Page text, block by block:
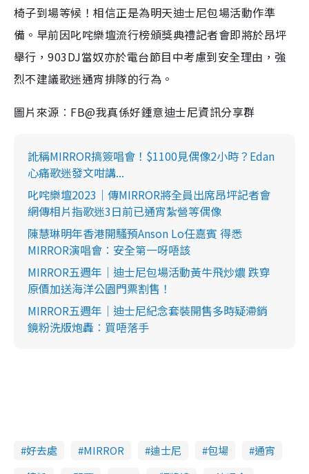
椅子到場等候！相信正是為明天迪士尼包場活動作準
備。早前因叱咤樂壇流行榜頒獎典禮記者會即將於昂坪
舉行，903DJ當奴亦於電台節目中考慮到安全理由，強
烈不建議歌迷通宵排隊的行為。
圖片來源︰FB@我真係好鍾意迪士尼資訊分享群
訛稱MIRROR搞簽唱會！$1100見偶像2小時？Edan
心痛歌迷發文咁講...
叱咤樂壇2023｜傳MIRROR將全員出席昂坪記者會
網傳相片指歌迷3日前已通宵紮營等偶像
陳慧琳明年香港開騷預Anson Lo任嘉賓 得悉
MIRROR演唱會︰安全第一呀唔該
MIRROR五週年｜迪士尼包場活動黃牛飛炒燶 跌穿
原價加送海洋公園門票割售！
MIRROR五週年｜迪士尼紀念套裝開售多時疑滯銷
鏡粉洗版炮轟︰買唔落手
好去處 MIRROR 迪士尼 包場
通宵